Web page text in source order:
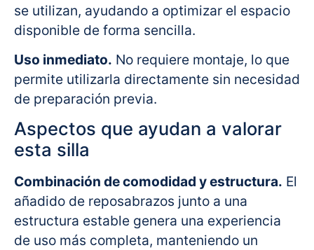
se utilizan, ayudando a optimizar el espacio
disponible de forma sencilla.
Uso inmediato. No requiere montaje, lo que
permite utilizarla directamente sin necesidad
de preparación previa.
Aspectos que ayudan a valorar
esta silla
Combinación de comodidad y estructura. El
añadido de reposabrazos junto a una
estructura estable genera una experiencia
de uso más completa, manteniendo un